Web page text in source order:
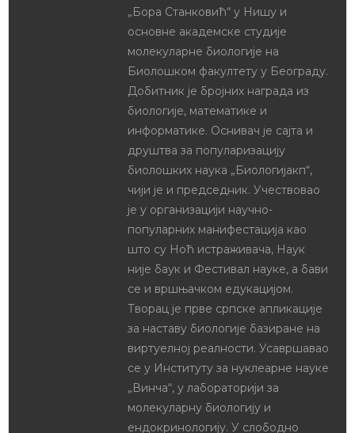
„Бора Станковић“ у Нишу и
основне академске студије
молекуларне биологије на
Биолошком факултету у Београду.
Добитник је бројних награда из
биологије, математике и
информатике. Оснивач је сајта и
друштва за популаризацију
биолошких наука „Биологијакп“,
чији је и председник. Учествовао
је у организацији научно-
популарних манифестација као
што су Ноћ истраживача, Наук
није баук и Фестивал науке, а бави
се и вршњачком едукацијом.
Творац је прве српске апликације
за наставу биологије базиране на
виртуелној реалности. Усавршавао
се у Институту за нуклеарне науке
„Винча“, у лабораторији за
молекуларну биологију и
ендокринологију. У слободно